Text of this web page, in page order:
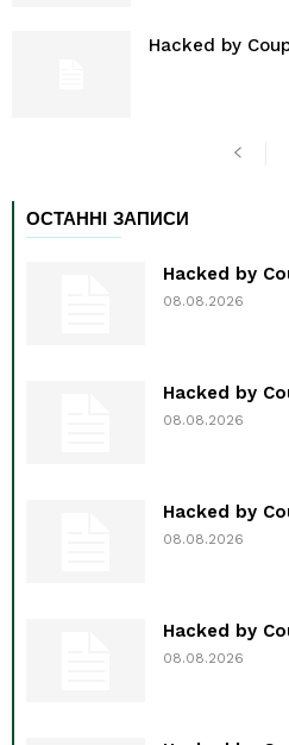
Hacked by
ОСТАННІ ЗАПИСИ
Hacked by
08.08.2026
Hacked by
08.08.2026
Hacked by
08.08.2026
Hacked by
08.08.2026